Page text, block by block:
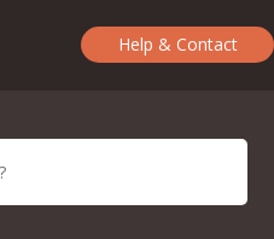
Help & Contact